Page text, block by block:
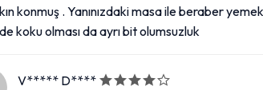
konmuş . Yanınızdaki masa ile beraber
koku olması da ayrı bit olumsuzluk
V***** D****